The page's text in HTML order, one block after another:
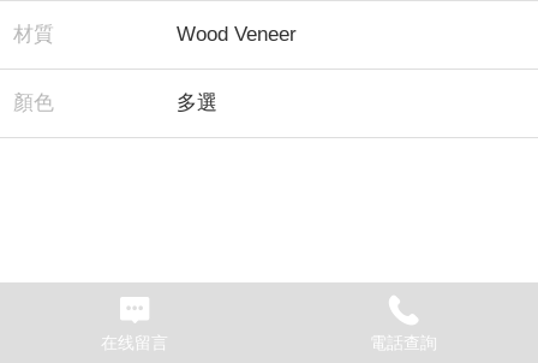
材質 Wood Veneer
顏色 多選
在线留言 電話查詢